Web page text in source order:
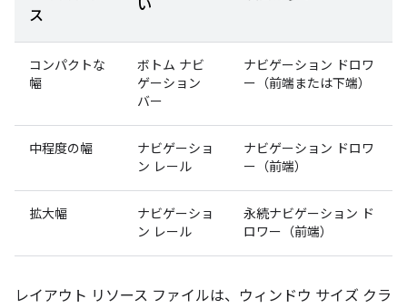
ス
い
コンパクトな
幅
ボトム ナビ
ゲーション
バー
ナビゲーション ドロワ
ー（前端または下端）
中程度の幅
ナビゲーショ
ン レール
ナビゲーション ドロワ
ー（前端）
拡大幅
ナビゲーショ
ン レール
永続ナビゲーション ド
ロワー（前端）
レイアウト リソース ファイルは、ウィンドウ サイズ クラ